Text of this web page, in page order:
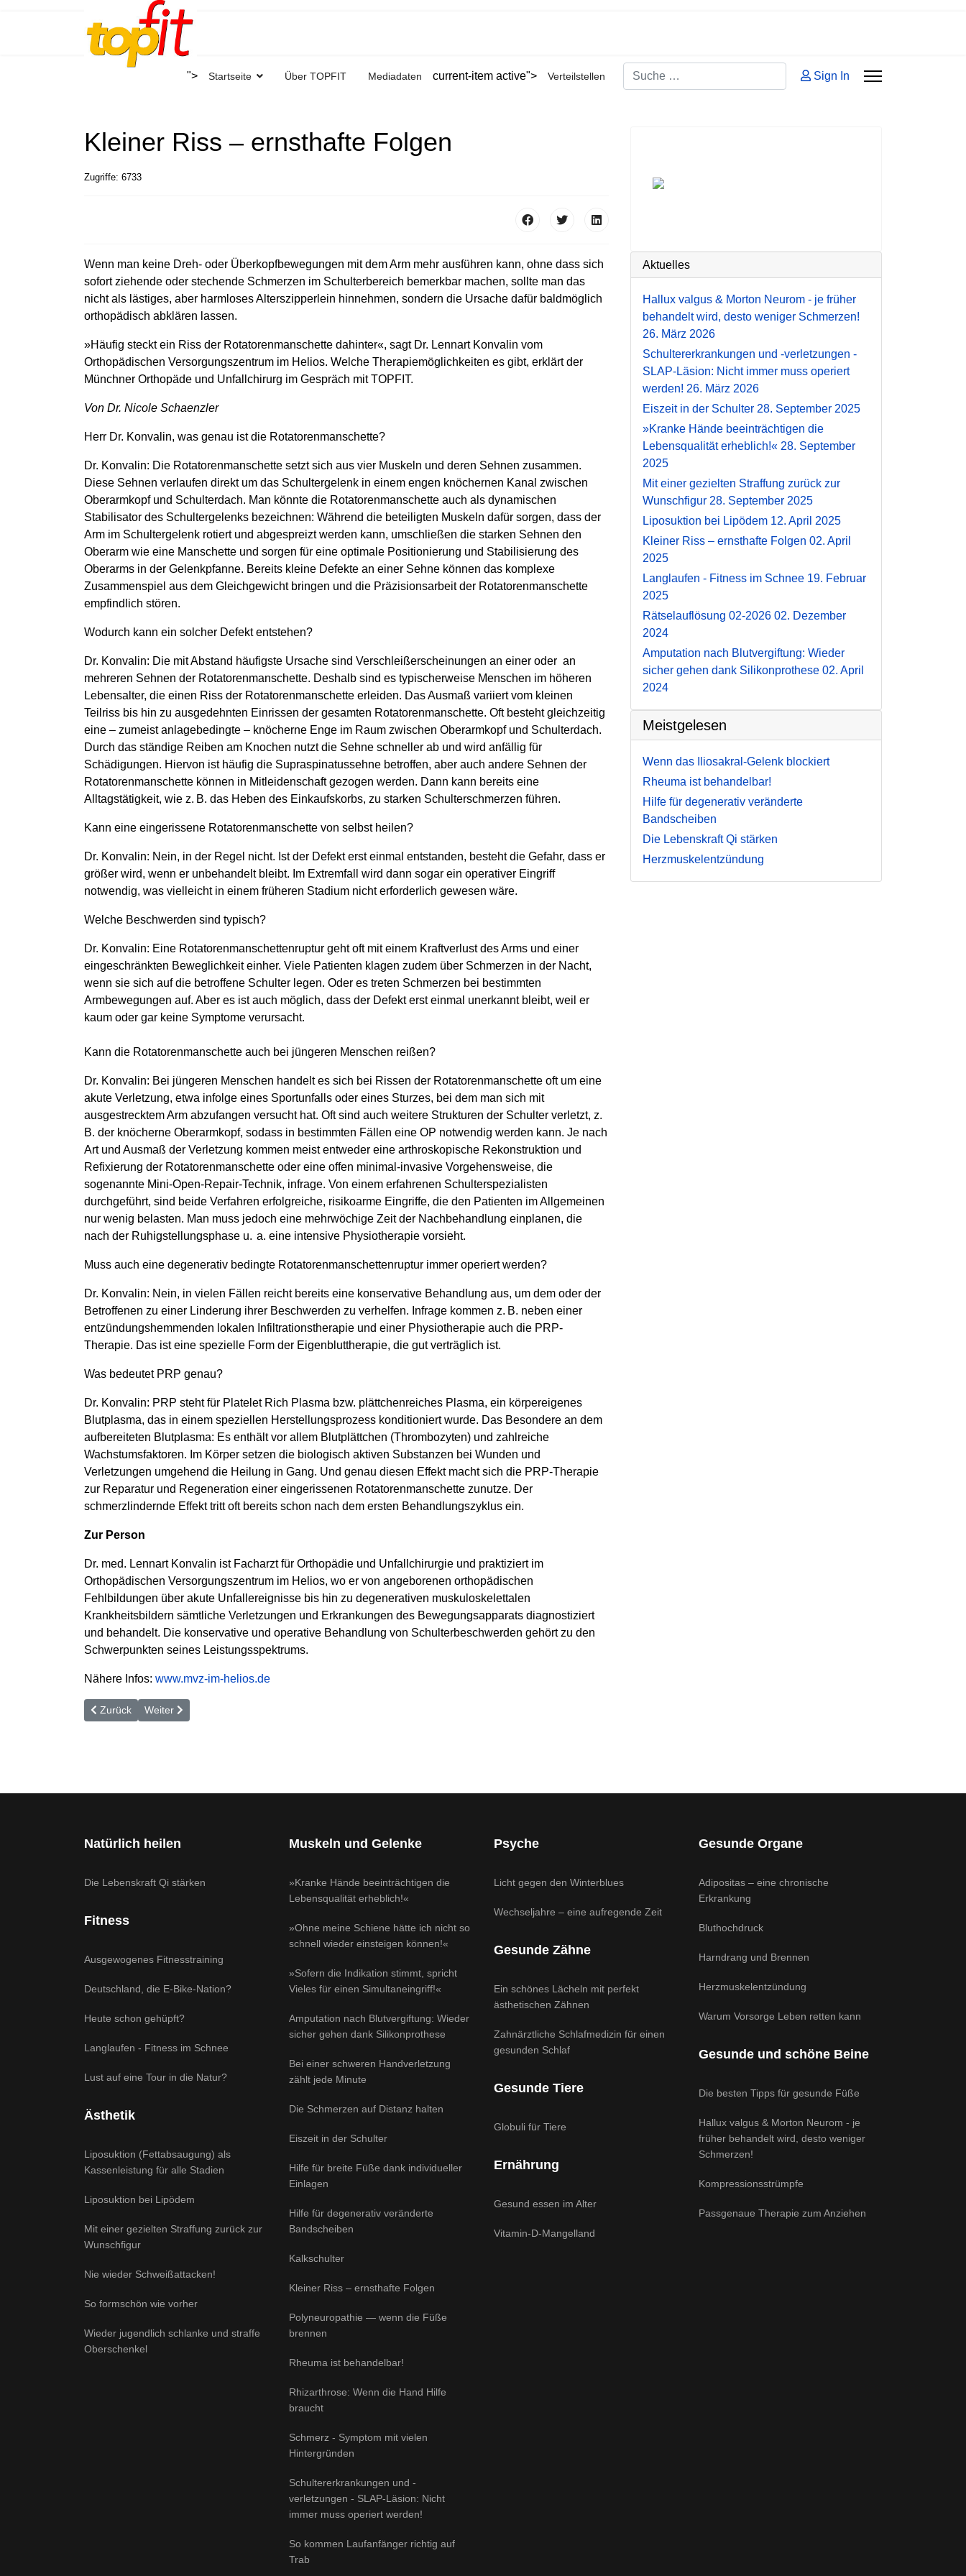
"> Startseite Über TOPFIT Mediadaten current-item active"> Verteilstellen Suchen Sign In
Kleiner Riss – ernsthafte Folgen
Zugriffe: 6733
Wenn man keine Dreh- oder Überkopfbewegungen mit dem Arm mehr ausführen kann, ohne dass sich
sofort ziehende oder stechende Schmerzen im Schulterbereich bemerkbar machen, sollte man das
nicht als lästiges, aber harmloses Alterszipperlein hinnehmen, sondern die Ursache dafür baldmöglich
orthopädisch abklären lassen.
»Häufig steckt ein Riss der Rotatorenmanschette dahinter«, sagt Dr. Lennart Konvalin vom
Orthopädischen Versorgungszentrum im Helios. Welche Therapiemöglichkeiten es gibt, erklärt der
Münchner Orthopäde und Unfallchirurg im Gespräch mit TOPFIT.
Von Dr. Nicole Schaenzler
Herr Dr. Konvalin, was genau ist die Rotatorenmanschette?
Dr. Konvalin: Die Rotatorenmanschette setzt sich aus vier Muskeln und deren Sehnen zusammen.
Diese Sehnen verlaufen direkt um das Schultergelenk in einem engen knöchernen Kanal zwischen
Oberarmkopf und Schulterdach. Man könnte die Rotatorenmanschette auch als dynamischen
Stabilisator des Schultergelenks bezeichnen: Während die beteiligten Muskeln dafür sorgen, dass der
Arm im Schultergelenk rotiert und abgespreizt werden kann, umschließen die starken Sehnen den
Oberarm wie eine Manschette und sorgen für eine optimale Positionierung und Stabilisierung des
Oberarms in der Gelenkpfanne. Bereits kleine Defekte an einer Sehne können das komplexe
Zusammenspiel aus dem Gleichgewicht bringen und die Präzisionsarbeit der Rotatorenmanschette
empfindlich stören.
Wodurch kann ein solcher Defekt entstehen?
Dr. Konvalin: Die mit Abstand häufigste Ursache sind Verschleißerscheinungen an einer oder an
mehreren Sehnen der Rotatorenmanschette. Deshalb sind es typischerweise Menschen im höheren
Lebensalter, die einen Riss der Rotatorenmanschette erleiden. Das Ausmaß variiert vom kleinen
Teilriss bis hin zu ausgedehnten Einrissen der gesamten Rotatorenmanschette. Oft besteht gleichzeitig
eine – zumeist anlagebedingte – knöcherne Enge im Raum zwischen Oberarmkopf und Schulterdach.
Durch das ständige Reiben am Knochen nutzt die Sehne schneller ab und wird anfällig für
Schädigungen. Hiervon ist häufig die Supraspinatussehne betroffen, aber auch andere Sehnen der
Rotatorenmanschette können in Mitleidenschaft gezogen werden. Dann kann bereits eine
Alltagstätigkeit, wie z. B. das Heben des Einkaufskorbs, zu starken Schulterschmerzen führen.
Kann eine eingerissene Rotatorenmanschette von selbst heilen?
Dr. Konvalin: Nein, in der Regel nicht. Ist der Defekt erst einmal entstanden, besteht die Gefahr, dass er
größer wird, wenn er unbehandelt bleibt. Im Extremfall wird dann sogar ein operativer Eingriff
notwendig, was vielleicht in einem früheren Stadium nicht erforderlich gewesen wäre.
Welche Beschwerden sind typisch?
Dr. Konvalin: Eine Rotatorenmanschettenruptur geht oft mit einem Kraftverlust des Arms und einer
eingeschränkten Beweglichkeit einher. Viele Patienten klagen zudem über Schmerzen in der Nacht,
wenn sie sich auf die betroffene Schulter legen. Oder es treten Schmerzen bei bestimmten
Armbewegungen auf. Aber es ist auch möglich, dass der Defekt erst einmal unerkannt bleibt, weil er
kaum oder gar keine Symptome verursacht.
Kann die Rotatorenmanschette auch bei jüngeren Menschen reißen?
Dr. Konvalin: Bei jüngeren Menschen handelt es sich bei Rissen der Rotatorenmanschette oft um eine
akute Verletzung, etwa infolge eines Sportunfalls oder eines Sturzes, bei dem man sich mit
ausgestrecktem Arm abzufangen versucht hat. Oft sind auch weitere Strukturen der Schulter verletzt, z.
B. der knöcherne Oberarmkopf, sodass in bestimmten Fällen eine OP notwendig werden kann. Je nach
Art und Ausmaß der Verletzung kommen meist entweder eine arthroskopische Rekonstruktion und
Refixierung der Rotatorenmanschette oder eine offen minimal-invasive Vorgehensweise, die
sogenannte Mini-Open-Repair-Technik, infrage. Von einem erfahrenen Schulterspezialisten
durchgeführt, sind beide Verfahren erfolgreiche, risikoarme Eingriffe, die den Patienten im Allgemeinen
nur wenig belasten. Man muss jedoch eine mehrwöchige Zeit der Nachbehandlung einplanen, die
nach der Ruhigstellungsphase u. a. eine intensive Physiotherapie vorsieht.
Muss auch eine degenerativ bedingte Rotatorenmanschettenruptur immer operiert werden?
Dr. Konvalin: Nein, in vielen Fällen reicht bereits eine konservative Behandlung aus, um dem oder der
Betroffenen zu einer Linderung ihrer Beschwerden zu verhelfen. Infrage kommen z. B. neben einer
entzündungshemmenden lokalen Infiltrationstherapie und einer Physiotherapie auch die PRP-
Therapie. Das ist eine spezielle Form der Eigenbluttherapie, die gut verträglich ist.
Was bedeutet PRP genau?
Dr. Konvalin: PRP steht für Platelet Rich Plasma bzw. plättchenreiches Plasma, ein körpereigenes
Blutplasma, das in einem speziellen Herstellungsprozess konditioniert wurde. Das Besondere an dem
aufbereiteten Blutplasma: Es enthält vor allem Blutplättchen (Thrombozyten) und zahlreiche
Wachstumsfaktoren. Im Körper setzen die biologisch aktiven Substanzen bei Wunden und
Verletzungen umgehend die Heilung in Gang. Und genau diesen Effekt macht sich die PRP-Therapie
zur Reparatur und Regeneration einer eingerissenen Rotatorenmanschette zunutze. Der
schmerzlindernde Effekt tritt oft bereits schon nach dem ersten Behandlungszyklus ein.
Zur Person
Dr. med. Lennart Konvalin ist Facharzt für Orthopädie und Unfallchirurgie und praktiziert im
Orthopädischen Versorgungszentrum im Helios, wo er von angeborenen orthopädischen
Fehlbildungen über akute Unfallereignisse bis hin zu degenerativen muskuloskelettalen
Krankheitsbildern sämtliche Verletzungen und Erkrankungen des Bewegungsapparats diagnostiziert
und behandelt. Die konservative und operative Behandlung von Schulterbeschwerden gehört zu den
Schwerpunkten seines Leistungsspektrums.
Nähere Infos: www.mvz-im-helios.de
Vorheriger Beitrag: »Kranke Hände beeinträchtigen die Lebensqualität erheblich!«
Zurück Nächster Beitrag: Amputation nach Blutvergiftung: Wieder sicher gehen dank Silikonprothese
Weiter
Aktuelles
Hallux valgus & Morton Neurom - je früher
behandelt wird, desto weniger Schmerzen!
26. März 2026
Schultererkrankungen und -verletzungen -
SLAP-Läsion: Nicht immer muss operiert
werden! 26. März 2026
Eiszeit in der Schulter 28. September 2025
»Kranke Hände beeinträchtigen die
Lebensqualität erheblich!« 28. September
2025
Mit einer gezielten Straffung zurück zur
Wunschfigur 28. September 2025
Liposuktion bei Lipödem 12. April 2025
Kleiner Riss – ernsthafte Folgen 02. April
2025
Langlaufen - Fitness im Schnee 19. Februar
2025
Rätselauflösung 02-2026 02. Dezember
2024
Amputation nach Blutvergiftung: Wieder
sicher gehen dank Silikonprothese 02. April
2024
Meistgelesen
Wenn das Iliosakral-Gelenk blockiert
Rheuma ist behandelbar!
Hilfe für degenerativ veränderte
Bandscheiben
Die Lebenskraft Qi stärken
Herzmuskelentzündung
Natürlich heilen
Die Lebenskraft Qi stärken
Fitness
Ausgewogenes Fitnesstraining
Deutschland, die E-Bike-Nation?
Heute schon gehüpft?
Langlaufen - Fitness im Schnee
Lust auf eine Tour in die Natur?
Ästhetik
Liposuktion (Fettabsaugung) als
Kassenleistung für alle Stadien
Liposuktion bei Lipödem
Mit einer gezielten Straffung zurück zur
Wunschfigur
Nie wieder Schweißattacken!
So formschön wie vorher
Wieder jugendlich schlanke und straffe
Oberschenkel
Muskeln und Gelenke
»Kranke Hände beeinträchtigen die
Lebensqualität erheblich!«
»Ohne meine Schiene hätte ich nicht so
schnell wieder einsteigen können!«
»Sofern die Indikation stimmt, spricht
Vieles für einen Simultaneingriff!«
Amputation nach Blutvergiftung: Wieder
sicher gehen dank Silikonprothese
Bei einer schweren Handverletzung
zählt jede Minute
Die Schmerzen auf Distanz halten
Eiszeit in der Schulter
Hilfe für breite Füße dank individueller
Einlagen
Hilfe für degenerativ veränderte
Bandscheiben
Kalkschulter
Kleiner Riss – ernsthafte Folgen
Polyneuropathie — wenn die Füße
brennen
Rheuma ist behandelbar!
Rhizarthrose: Wenn die Hand Hilfe
braucht
Schmerz - Symptom mit vielen
Hintergründen
Schultererkrankungen und -
verletzungen - SLAP-Läsion: Nicht
immer muss operiert werden!
So kommen Laufanfänger richtig auf
Trab
Psyche
Licht gegen den Winterblues
Wechseljahre – eine aufregende Zeit
Gesunde Zähne
Ein schönes Lächeln mit perfekt
ästhetischen Zähnen
Zahnärztliche Schlafmedizin für einen
gesunden Schlaf
Gesunde Tiere
Globuli für Tiere
Ernährung
Gesund essen im Alter
Vitamin-D-Mangelland
Gesunde Organe
Adipositas – eine chronische
Erkrankung
Bluthochdruck
Harndrang und Brennen
Herzmuskelentzündung
Warum Vorsorge Leben retten kann
Gesunde und schöne Beine
Die besten Tipps für gesunde Füße
Hallux valgus & Morton Neurom - je
früher behandelt wird, desto weniger
Schmerzen!
Kompressionsstrümpfe
Passgenaue Therapie zum Anziehen